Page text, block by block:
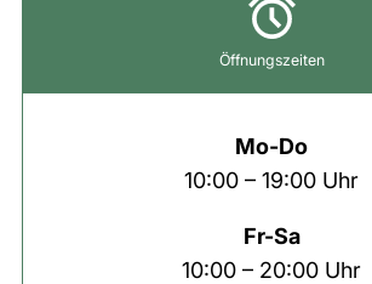
Öffnungszeiten
Mo-Do
10:00 – 19:00 Uhr
Fr-Sa
10:00 – 20:00 Uhr